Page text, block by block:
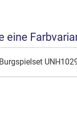
eine
Burgspielset